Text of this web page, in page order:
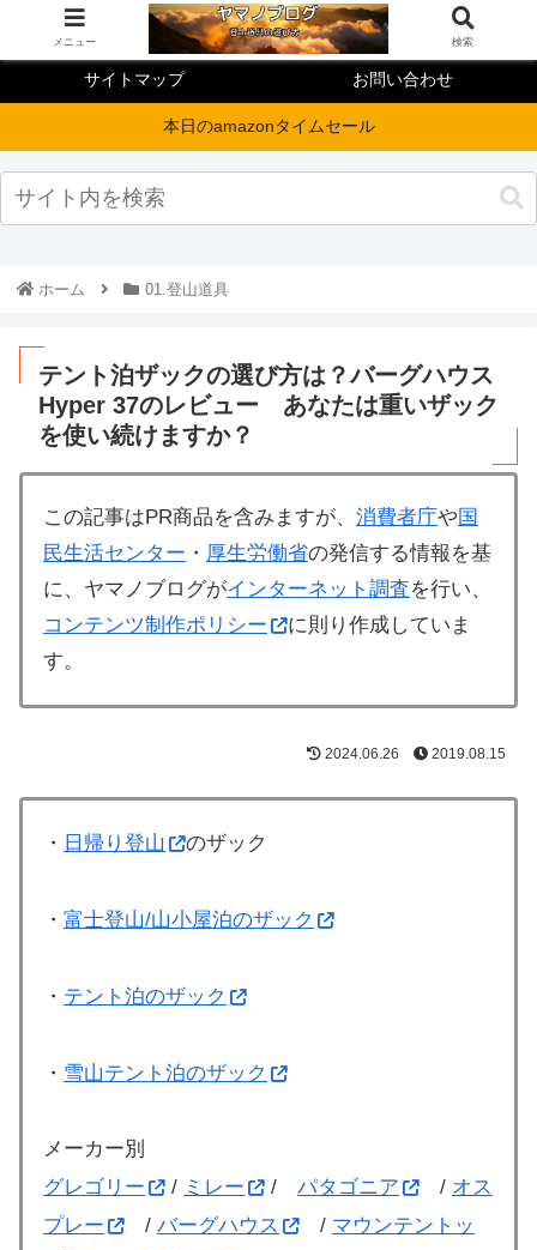
サイトマップ お問い合わせ
本日のamazonタイムセール
ホーム 01.登山道具
テント泊ザックの選び方は？バーグハウス
Hyper 37のレビュー あなたは重いザック
を使い続けますか？
この記事はPR商品を含みますが、 消費者庁や 国
民生活センター ・ 厚生労働省の発信する情報を基
に、ヤマノブログがインターネット調査を行い、
コンテンツ制作ポリシー
に則り作成していま
す。
2024.06.26 2019.08.15
・ 日帰り登山 のザック
・ 富士登山/山小屋泊のザック
・ テント泊のザック
・ 雪山テント泊のザック
メーカー別
グレゴリー
/ ミレー / パタゴニア / オス
プレー
/ バーグハウス / マウンテントッ
メニュー 検索